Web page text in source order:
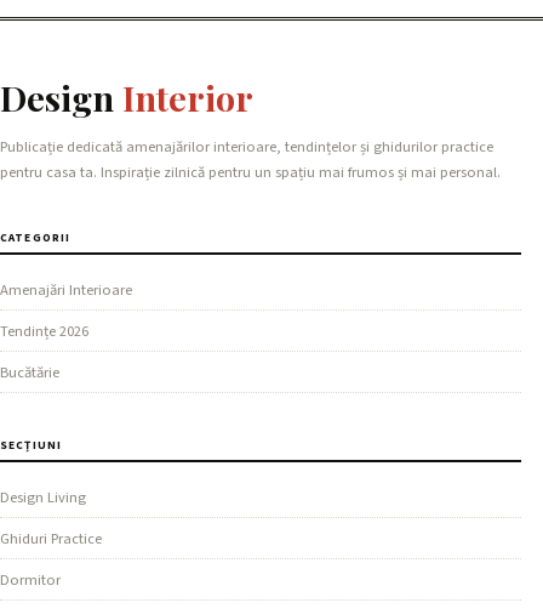
Design Interior
Publicație dedicată amenajărilor interioare, tendințelor și ghidurilor practice
pentru casa ta. Inspirație zilnică pentru un spațiu mai frumos și mai personal.
CATEGORII
Amenajări Interioare
Tendințe 2026
Bucătărie
SECȚIUNI
Design Living
Ghiduri Practice
Dormitor